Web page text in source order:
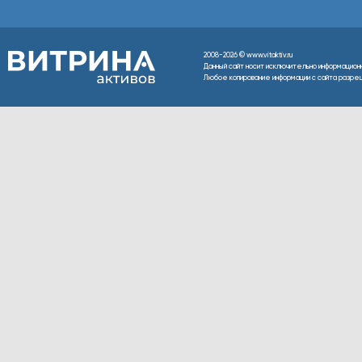
2008-2026 © www.vitaktiv.ru
Данный сайт носит исключительно
Любое копирование информации с сайта